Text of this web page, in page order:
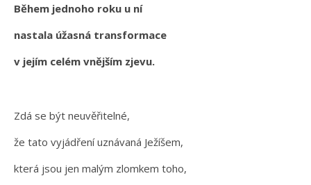
Během jednoho roku u ní
nastala úžasná transformace
v jejím celém vnějším zjevu.
Zdá se být neuvěřitelné,
že tato vyjádření uznávaná Ježíšem,
která jsou jen malým zlomkem toho,